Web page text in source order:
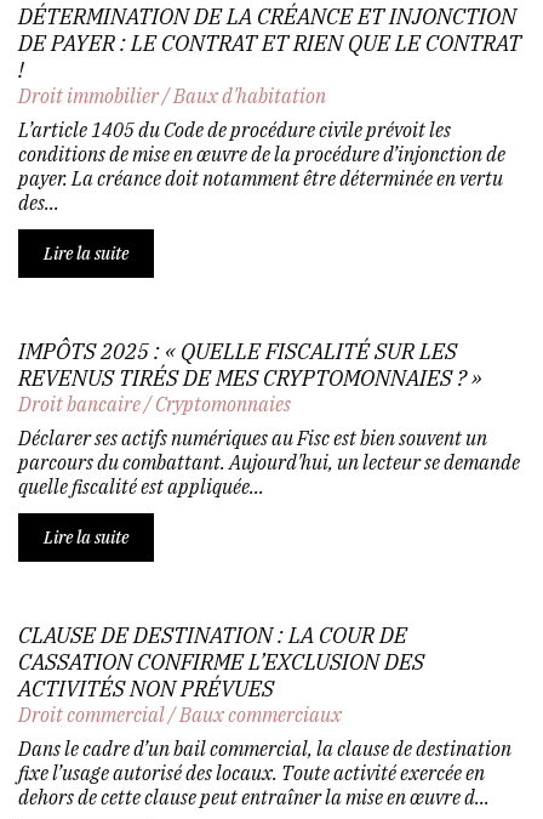
DÉTERMINATION DE LA CRÉANCE ET INJONCTION
DE PAYER : LE CONTRAT ET RIEN QUE LE CONTRAT
!
Droit immobilier/Baux d'habitation
L’article 1405 du Code de procédure civile prévoit les
conditions de mise en œuvre de la procédure d’injonction de
payer. La créance doit notamment être déterminée en vertu
des...
Lire la suite
IMPÔTS 2025 : « QUELLE FISCALITÉ SUR LES
REVENUS TIRÉS DE MES CRYPTOMONNAIES ? »
Droit bancaire/Cryptomonnaies
Déclarer ses actifs numériques au Fisc est bien souvent un
parcours du combattant. Aujourd'hui, un lecteur se demande
quelle fiscalité est appliquée...
Lire la suite
CLAUSE DE DESTINATION : LA COUR DE
CASSATION CONFIRME L’EXCLUSION DES
ACTIVITÉS NON PRÉVUES
Droit commercial/Baux commerciaux
Dans le cadre d’un bail commercial, la clause de destination
fixe l’usage autorisé des locaux. Toute activité exercée en
dehors de cette clause peut entraîner la mise en œuvre d...